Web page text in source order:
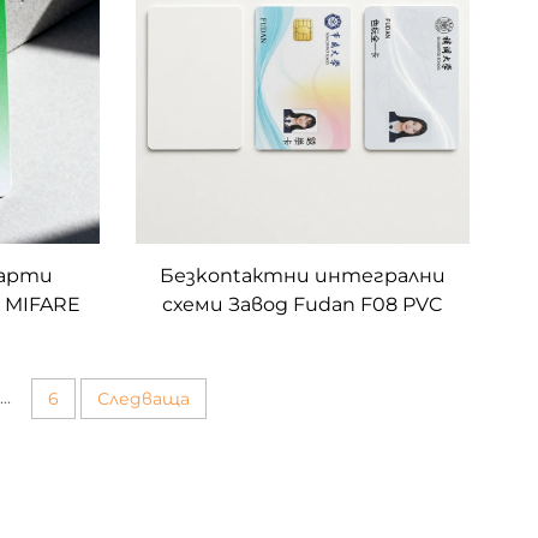
Безkontактни интегрални
схеми Завод Fudan F08 PVC
... 6 Следваща